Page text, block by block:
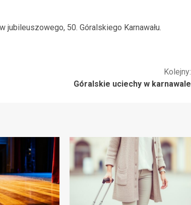
jubileuszowego, 50. Góralskiego Karnawału.
Kolejny:
Góralskie uciechy w karnawale